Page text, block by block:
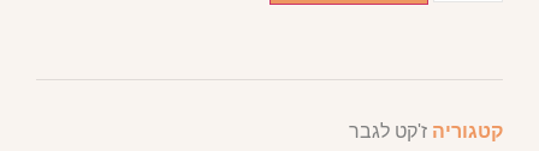
קטגוריה ז'קט לגבר